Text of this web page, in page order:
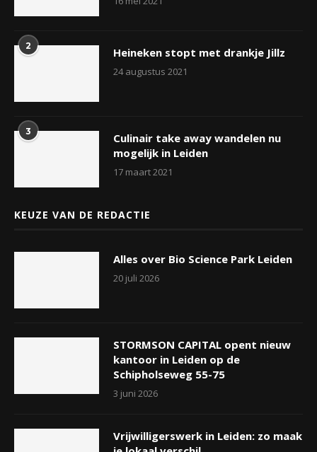
2 Heineken stopt met drankje Jillz
24 augustus 2021
3
Culinair take away wandelen nu
mogelijk in Leiden
17 maart 2021
KEUZE VAN DE REDACTIE
Alles over Bio Science Park Leiden
20 juli 2026
STORMSON CAPITAL opent nieuw
kantoor in Leiden op de
Schipholseweg 55-75
3 juni 2026
Vrijwilligerswerk in Leiden: zo maak